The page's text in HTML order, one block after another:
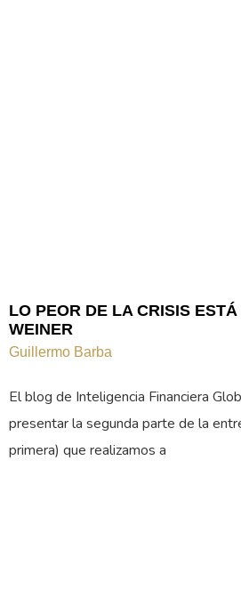
LO PEOR DE LA CRISIS
WEINER
Guillermo Barba
El blog de Inteligencia Financiera
presentar la segunda parte de la
primera) que realizamos a